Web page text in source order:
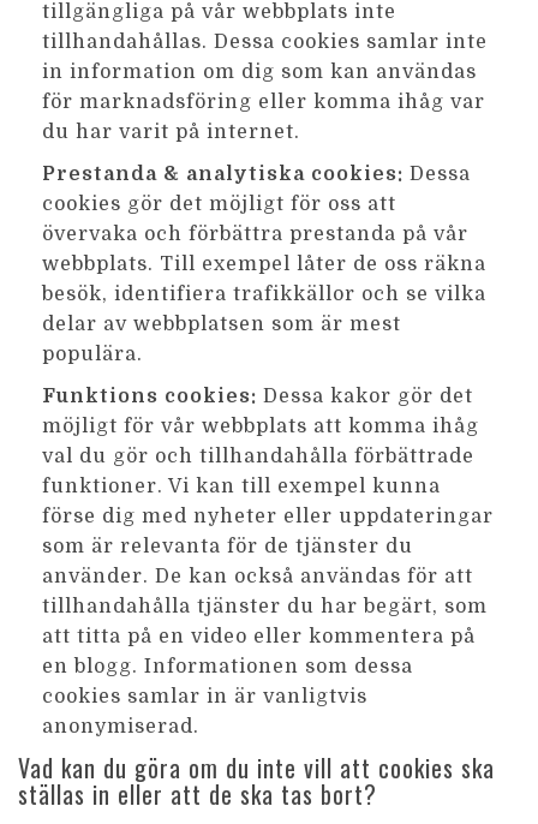
tillgängliga på vår webbplats inte
tillhandahållas. Dessa cookies samlar inte
in information om dig som kan användas
för marknadsföring eller komma ihåg var
du har varit på internet.
Prestanda & analytiska cookies: Dessa
cookies gör det möjligt för oss att
övervaka och förbättra prestanda på vår
webbplats. Till exempel låter de oss räkna
besök, identifiera trafikkällor och se vilka
delar av webbplatsen som är mest
populära.
Funktions cookies: Dessa kakor gör det
möjligt för vår webbplats att komma ihåg
val du gör och tillhandahålla förbättrade
funktioner. Vi kan till exempel kunna
förse dig med nyheter eller uppdateringar
som är relevanta för de tjänster du
använder. De kan också användas för att
tillhandahålla tjänster du har begärt, som
att titta på en video eller kommentera på
en blogg. Informationen som dessa
cookies samlar in är vanligtvis
anonymiserad.
Vad kan du göra om du inte vill att cookies ska
ställas in eller att de ska tas bort?